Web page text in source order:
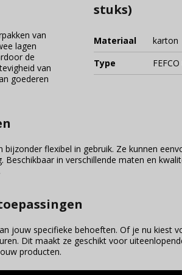
stuks)
Materiaal
karton
Type
van
lagen
de
van
goederen
flexibel in gebruik. Ze kunnen
in verschillende maten en
jouw specifieke behoeften. Of je nu kiest
Dit maakt ze geschikt voor
producten.